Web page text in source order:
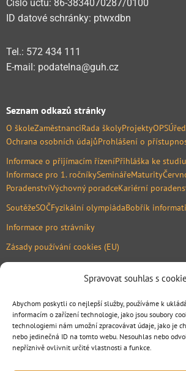
Spravovat souhlas s
Abychom poskytli co nejlepší služby, používáme k
informacím o zařízení technologie, jako jsou soubory
technologiemi nám umožní zpracovávat údaje, jako je
nebo jedinečná ID na tomto webu. Nesouhlas nebo
nepříznivě ovlivnit určité vlastnosti a funkce.
Číslo účtu: 86-3834070287/0100
ID datové schránky: ptwxdbn
Tel.: 572 434 111
E-mail: podatelna@guh.cz
Seznam odkazů stránky
O školeZaměstnanciRada školyProjektyOPS
Ochrana osobních údajůProhlášení o
Informace o přijímacím řízeníPřihláška ke
Informace pro 1. ročníkySeminářeMaturity
PoradenstvíVýchovný poradceKariérní
SoutěžeSOČFyzikální olympiádaBobřík
Informace pro strávníky
Zásady používání cookies (EU)